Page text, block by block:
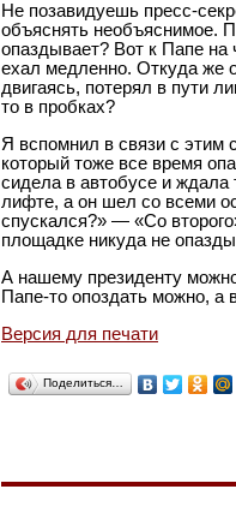
Не позавидуешь пресс-
объяснять необъяснимое.
опаздывает? Вот к Папе на
ехал медленно. Откуда же
двигаясь, потерял в пути
то в пробках?
Я вспомнил в связи с этим
который тоже все время
сидела в автобусе и
лифте, а он шел со всеми
спускался?» — «Со
площадке никуда не
А нашему президенту
Папе-то опоздать можно, а
Версия для печати
Поделиться…